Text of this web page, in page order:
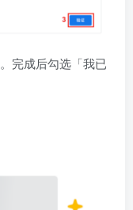
完成后勾选「我已